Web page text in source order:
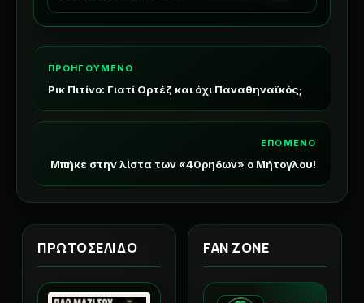
ΕΠΟΜΕΝΟ
Μπήκε στην λίστα των «40ρηδων» ο Μήτογλου!
ΠΡΟΗΓΟΥΜΕΝΟ
Ρικ Πιτίνο: Γιατί Ορτέζ και όχι Παναθηναϊκός;
ΠΡΩΤΟΣΕΛΙΔΟ FAN ZONE